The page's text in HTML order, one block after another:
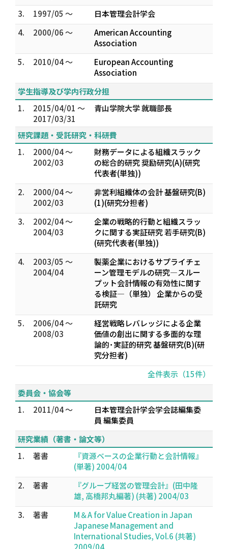
3.
1997/05 ～
日本管理会計学会
4.
2000/06 ～
American Accounting
Association
5.
2010/04 ～
European Accounting
Association
学生指導及び学内行政分担
1.
2015/04/01 ～
2017/03/31
青山学院大学 就職部長
研究課題・受託研究・科研費
1.
2000/04 ～
2002/03
財務データによる組織スラック
の総合的研究 奨励研究(A)(研究
代表者(単独))
2.
2000/04 ～
2002/03
非営利組織体の会計 基盤研究(B)
(1)(研究分担者)
3.
2002/04 ～
2004/03
企業の戦略的行動と組織スラッ
クに関する実証研究 若手研究(B)
(研究代表者(単独))
4.
2003/05 ～
2004/04
製薬企業におけるサプライチェ
ーン管理モデルの研究―スルー
プット会計情報の有効性に関す
る検証―（単独） 企業からの受
託研究
5.
2006/04 ～
2008/03
経営戦略レバレッジによる企業
価値の創出に関する多面的な理
論的･実証的研究 基盤研究(B)(研
究分担者)
全件表示（15件）
委員会・協会等
1.
2011/04 ～
日本管理会計学会学会誌編集委
員 編集委員
研究業績（著書・論文等）
1.
著書
『資源ベースの企業行動と会計情報』
(単著) 2004/04
2.
著書
『グループ経営の管理会計』(田中隆
雄, 高橋邦丸編著) (共著) 2004/03
3.
著書
M＆A for Value Creation in Japan
Japanese Management and
International Studies, Vol.6 (共著)
2009/04